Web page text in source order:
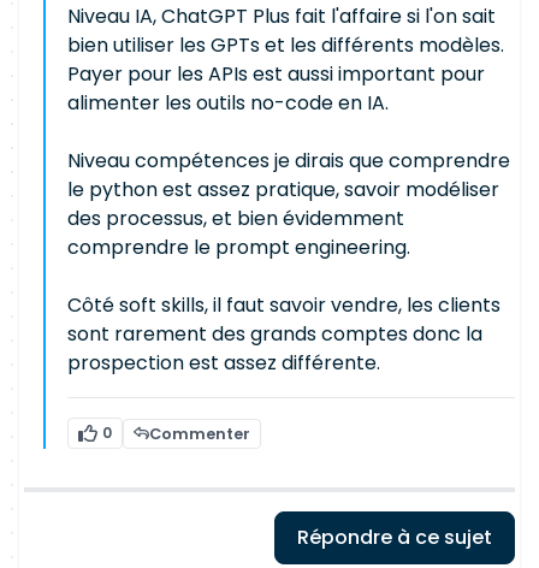
Niveau IA, ChatGPT Plus fait l'affaire si l'on sait
bien utiliser les GPTs et les différents modèles.
Payer pour les APIs est aussi important pour
alimenter les outils no-code en IA.
Niveau compétences je dirais que comprendre
le python est assez pratique, savoir modéliser
des processus, et bien évidemment
comprendre le prompt engineering.
Côté soft skills, il faut savoir vendre, les clients
sont rarement des grands comptes donc la
prospection est assez différente.
0 Commenter
Répondre à ce sujet